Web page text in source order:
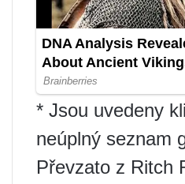
* Jsou uvedeny
neúplný seznam
Převzato z Ritch